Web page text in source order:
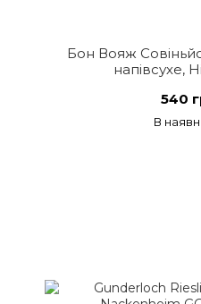
Бон Вояж
напівсухе,
540
В